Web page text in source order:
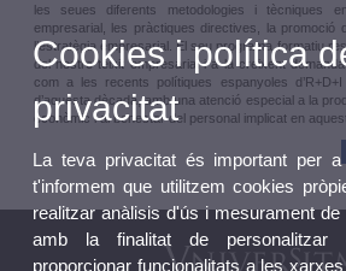
les seues diferents metodologies i tècniques
empresarial, les pràctiques directives, la promoció
l’estratègia empresarial. El seu programa formatiu
del nostre teixit empresarial i a la creixent
com a les recents polítiques espanyoles d’R+D+I
d’aquesta dècada, amb una atenció especial a la
econòmic i al benestar del personal implicat en
Cookies i política
privacitat
La teva privacitat és important per
t'informem que utilitzem cookies
realitzar anàlisis d'ús i mesurament
amb la finalitat de personalitzar
proporcionar funcionalitats a les